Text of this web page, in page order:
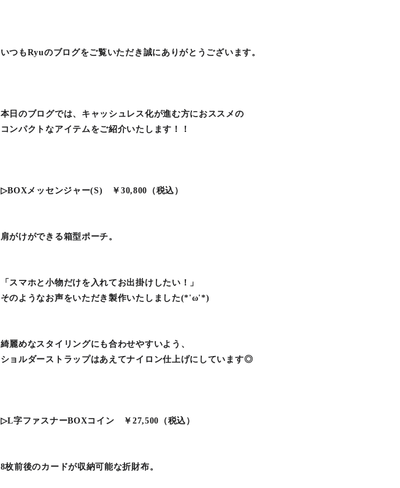
いつもRyuのブログをご覧いただき誠にありがとうございます。
本日のブログでは、キャッシュレス化が進む方におススメの
コンパクトなアイテムをご紹介いたします！！
▷BOXメッセンジャー(S) ￥30,800（税込）
肩がけができる箱型ポーチ。
「スマホと小物だけを入れてお出掛けしたい！」
そのようなお声をいただき製作いたしました(*'ω'*)
綺麗めなスタイリングにも合わせやすいよう、
ショルダーストラップはあえてナイロン仕上げにしています◎
▷L字ファスナーBOXコイン ￥27,500（税込）
8枚前後のカードが収納可能な折財布。